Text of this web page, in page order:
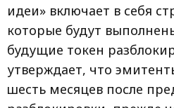
идеи» включает в себя
которые будут
будущие токен
утверждает, что
шесть месяцев после